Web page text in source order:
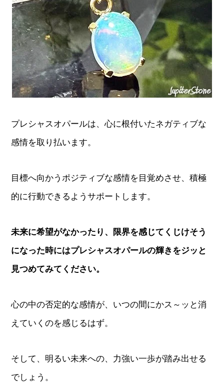
プレシャスオパールは、心に根付いたネガティブな
感情を取り払います。
目標へ向かうポジティブな感情を目覚めさせ、積極
的に行動できるようサポートします。
未来に希望がなかったり、限界を感じてくじけそう
になった時にはプレシャスオパールの輝きをジッと
見つめてみてください。
心の中の否定的な感情が、いつの間にかス～ッと消
えていくのを感じるはず。
そして、明るい未来への、力強い一歩が踏み出せる
でしょう。